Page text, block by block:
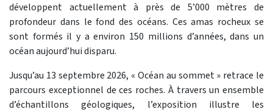
développent actuellement à près de 5’000 mètres de
profondeur dans le fond des océans. Ces amas rocheux se
sont formés il y a environ 150 millions d’années, dans un
océan aujourd’hui disparu.
Jusqu’au 13 septembre 2026, « Océan au sommet » retrace le
parcours exceptionnel de ces roches. À travers un ensemble
d’échantillons géologiques, l’exposition illustre les